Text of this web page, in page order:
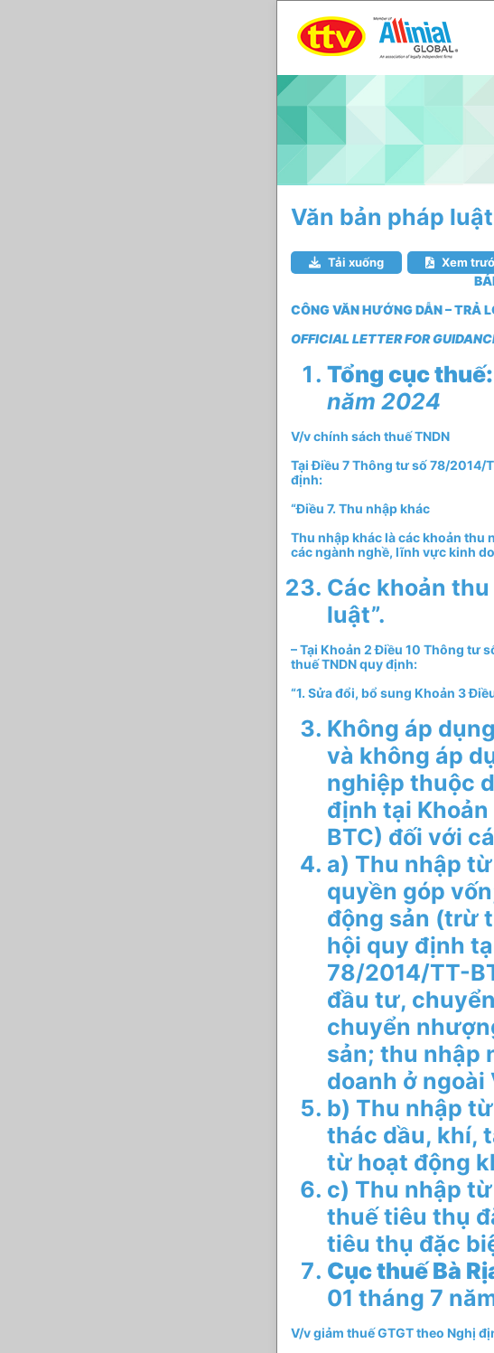
Văn bản pháp
Tải xuống Xem
CÔNG VĂN HƯỚNG DẪN – TRẢ
OFFICIAL LETTER FOR
Tổng cục
năm 2024
V/v chính sách thuế TNDN
Tại Điều 7 Thông tư số 78/2014/
định:
“Điều 7. Thu nhập khác
Thu nhập khác là các khoản
các ngành nghề, lĩnh vực kinh
Các khoản
luật”.
– Tại Khoản 2 Điều 10 Thông tư
thuế TNDN quy định:
“1. Sửa đổi, bổ sung Khoản 3
Không áp
và không áp
nghiệp thuộc
định tại
BTC) đối với
a) Thu nhập
quyền góp
động sản (trừ
hội quy định
78/2014/TT-
đầu tư,
chuyển
sản; thu nhập
doanh ở ngoài
b) Thu nhập
thác dầu, khí,
từ hoạt động
c) Thu nhập
thuế tiêu thụ
tiêu thụ đặc
Cục thuế Bà
01 tháng 7
V/v giảm thuế GTGT theo Nghị